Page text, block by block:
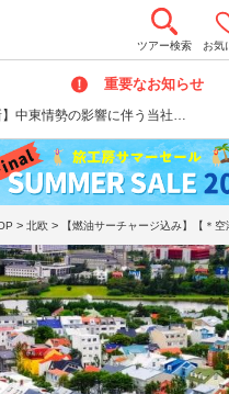
ツアー検索 お気
重要なお知らせ
】中東情勢の影響に伴う当社…
> 北欧 > 【燃油サーチャージ込み】【＊